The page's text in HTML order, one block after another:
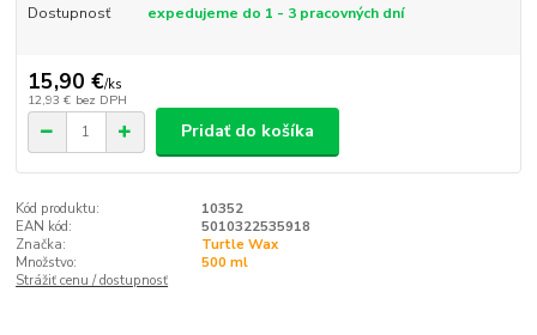
Dostupnosť expedujeme do 1 - 3 pracovných dní
15,90 €/ks
12,93 € bez DPH
Pridať do košíka
Kód produktu:
10352
EAN kód:
5010322535918
Značka:
Turtle Wax
Množstvo:
500 ml
Strážiť cenu / dostupnosť